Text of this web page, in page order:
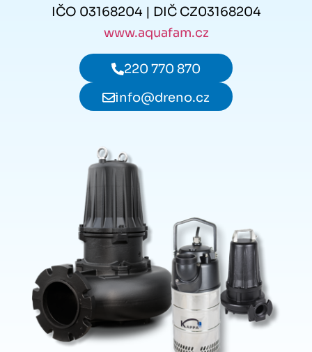
IČO 03168204 | DIČ CZ03168204
www.aquafam.cz
220 770 870
info@dreno.cz